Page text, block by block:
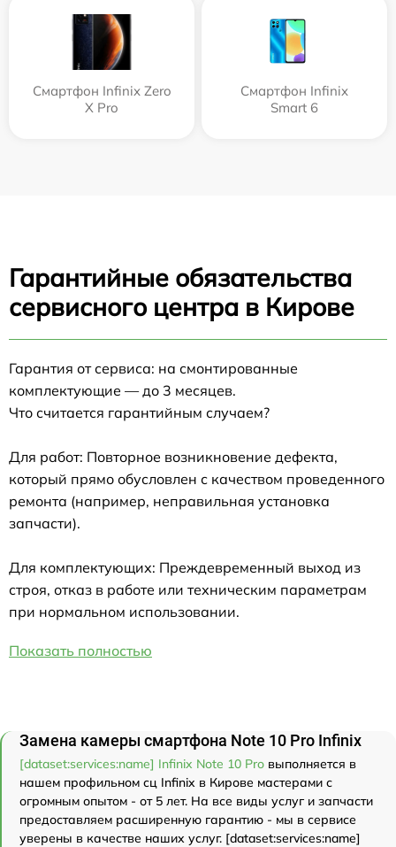
Смартфон Infinix Zero
X Pro
Смартфон Infinix
Smart 6
Гарантийные обязательства
сервисного центра в Кирове
Гарантия от сервиса: на смонтированные
комплектующие — до 3 месяцев.
Что считается гарантийным случаем?
Для работ: Повторное возникновение дефекта,
который прямо обусловлен с качеством проведенного
ремонта (например, неправильная установка
запчасти).
Для комплектующих: Преждевременный выход из
строя, отказ в работе или техническим параметрам
при нормальном использовании.
Показать полностью
Замена камеры смартфона Note 10 Pro Infinix
[dataset:services:name] Infinix Note 10 Pro выполняется в
нашем профильном сц Infinix в Кирове мастерами с
огромным опытом - от 5 лет. На все виды услуг и запчасти
предоставляем расширенную гарантию - мы в сервисе
уверены в качестве наших услуг. [dataset:services:name]